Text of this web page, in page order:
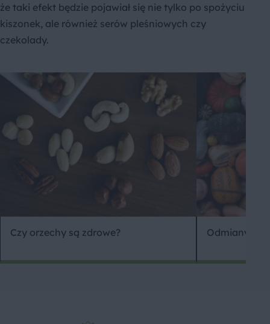
że taki efekt będzie pojawiał się nie tylko po spożyciu
kiszonek, ale również serów pleśniowych czy
czekolady.
Czy orzechy są zdrowe? Odmiany